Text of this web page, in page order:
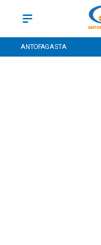
ANTOFAGASTA